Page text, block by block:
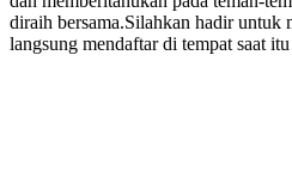
diraih bersama.Silahkan hadir untuk
langsung mendaftar di tempat saat